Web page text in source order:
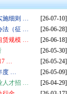
[26-07-10]
施细则 …
[26-06-28]
法（征 …
[26-06-18]
赁规模 …
[26-05-30]
[26-05-24]
…
[26-05-09]
度 …
[26-04-29]
人才招 …